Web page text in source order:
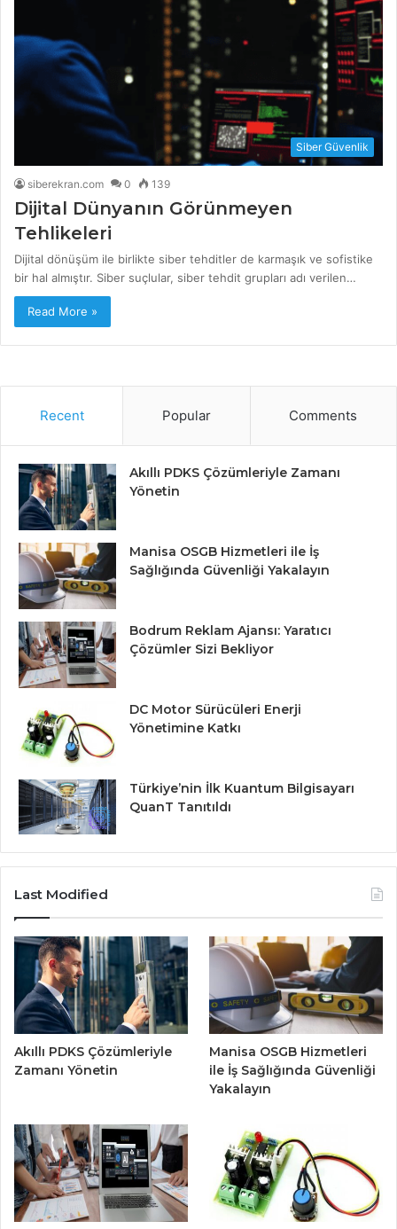
Siber Güvenlik
siberekran.com 0 139
Dijital Dünyanın Görünmeyen
Tehlikeleri
Dijital dönüşüm ile birlikte siber tehditler de karmaşık ve sofistike
bir hal almıştır. Siber suçlular, siber tehdit grupları adı verilen…
Read More »
Recent Popular Comments
Akıllı PDKS Çözümleriyle Zamanı
Yönetin
Manisa OSGB Hizmetleri ile İş
Sağlığında Güvenliği Yakalayın
Bodrum Reklam Ajansı: Yaratıcı
Çözümler Sizi Bekliyor
DC Motor Sürücüleri Enerji
Yönetimine Katkı
Türkiye’nin İlk Kuantum Bilgisayarı
QuanT Tanıtıldı
Last Modified
Akıllı PDKS Çözümleriyle
Zamanı Yönetin
Manisa OSGB Hizmetleri
ile İş Sağlığında Güvenliği
Yakalayın